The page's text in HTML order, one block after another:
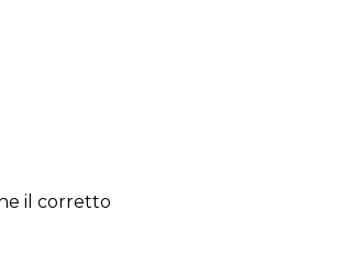
il corretto